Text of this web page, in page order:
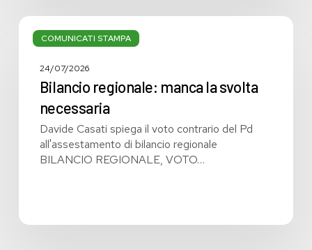
COMUNICATI STAMPA
Bilancio
regionale:
svolta
24/07/2026
Bilancio regionale: manca la svolta
necessaria
Davide Casati spiega il voto contrario del Pd
all'assestamento di bilancio regionale
BILANCIO REGIONALE, VOTO…